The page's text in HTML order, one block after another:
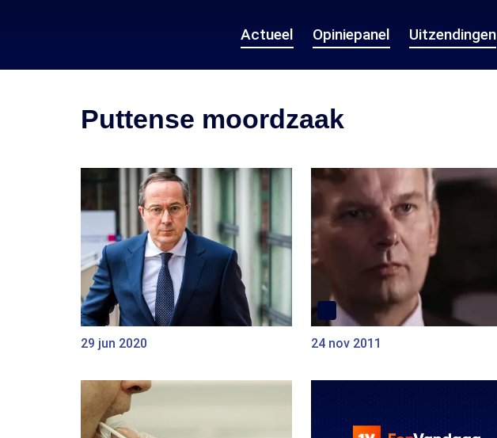
Actueel Opiniepanel Uitzendingen
Puttense moordzaak
29 jun 2020 24 nov 2011